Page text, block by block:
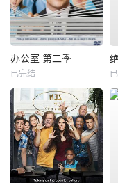
办公室 第二季
已完结